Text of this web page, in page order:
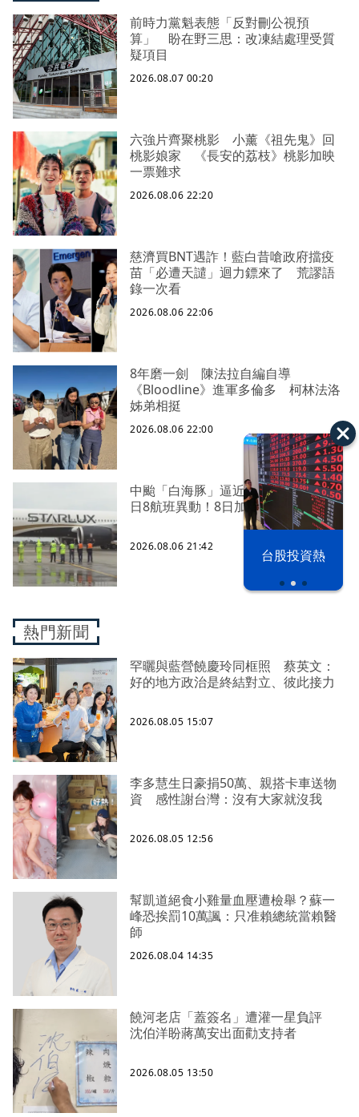
以色列 穹頂
台股投資熱
前時力黨魁表態「反對刪公視預
算」 盼在野三思：改凍結處理受質
疑項目
2026.08.07 00:20
六強片齊聚桃影 小薰《祖先鬼》回
桃影娘家 《長安的荔枝》桃影加映
一票難求
2026.08.06 22:20
慈濟買BNT遇詐！藍白昔嗆政府擋疫
苗「必遭天譴」迴力鏢來了 荒謬語
錄一次看
2026.08.06 22:06
8年磨一劍 陳法拉自編自導
《Bloodline》進軍多倫多 柯林法洛
姊弟相挺
2026.08.06 22:00
中颱「白海豚」逼近北台灣 星宇台
日8航班異動！8日加開疏運
2026.08.06 21:42
熱門新聞
罕曬與藍營饒慶玲同框照 蔡英文：
好的地方政治是終結對立、彼此接力
2026.08.05 15:07
李多慧生日豪捐50萬、親搭卡車送物
資 感性謝台灣：沒有大家就沒我
2026.08.05 12:56
幫凱道絕食小雞量血壓遭檢舉？蘇一
峰恐挨罰10萬諷：只准賴總統當賴醫
師
2026.08.04 14:35
饒河老店「蓋簽名」遭灌一星負評
沈伯洋盼蔣萬安出面勸支持者
2026.08.05 13:50